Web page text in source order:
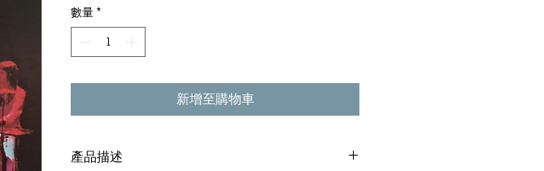
數量 *
新增至購物車
產品描述